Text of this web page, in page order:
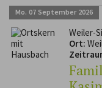
Mo. 07 September 2026
Weiler-
Ort: